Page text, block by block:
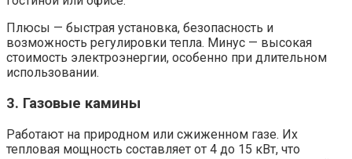
Плюсы — быстрая установка, безопасность и
возможность регулировки тепла. Минус — высокая
стоимость электроэнергии, особенно при длительном
использовании.
3. Газовые камины
Работают на природном или сжиженном газе. Их
тепловая мощность составляет от 4 до 15 кВт, что